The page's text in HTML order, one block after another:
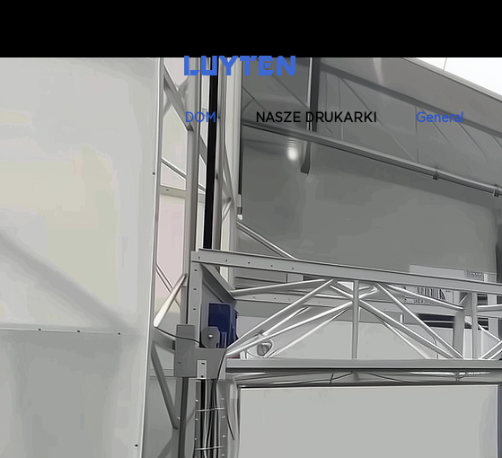
LUYTEN
DOM NASZE DRUKARKI General